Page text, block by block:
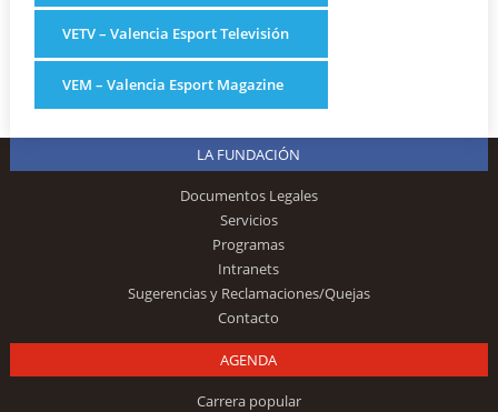
VETV – Valencia Esport Televisión
VEM – Valencia Esport Magazine
LA FUNDACIÓN
Documentos Legales
Servicios
Programas
Intranets
Sugerencias y Reclamaciones/Quejas
Contacto
AGENDA
Carrera popular